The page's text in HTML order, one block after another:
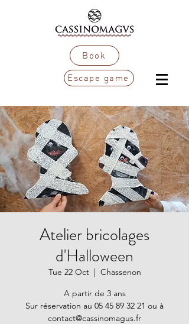
Book
Escape game
Atelier bricolages
d'Halloween
Tue 22 Oct
  |
Chassenon
A partir de 3 ans
Sur réservation au 05 45 89 32 21 ou à
contact@cassinomagus.fr